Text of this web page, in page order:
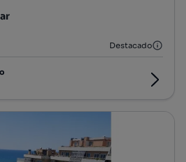
Destacado